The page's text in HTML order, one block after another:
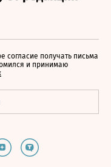
согласие получать письма
и принимаю